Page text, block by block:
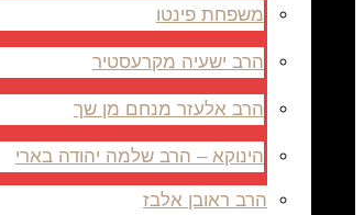
משפחת פינטו
הרב ישעיה מקרעסטיר
הרב אלעזר מנחם מן שך
הינוקא – הרב שלמה יהודה בארי
הרב ראובן אלבז